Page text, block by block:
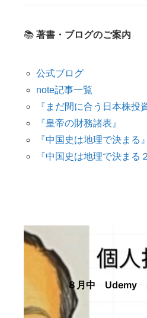
📚 著書・ブログのご案内
公式ブログ
note記事一覧
『まだ間に合う日本株投
『皇帝の財務諸表』
『中国史は地理で決まる』
『中国史は地理で決まる
８月中 Udemy